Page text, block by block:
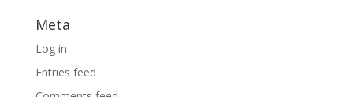
Meta
Log in
Entries feed